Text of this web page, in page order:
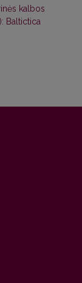
kalbos
Baltictica